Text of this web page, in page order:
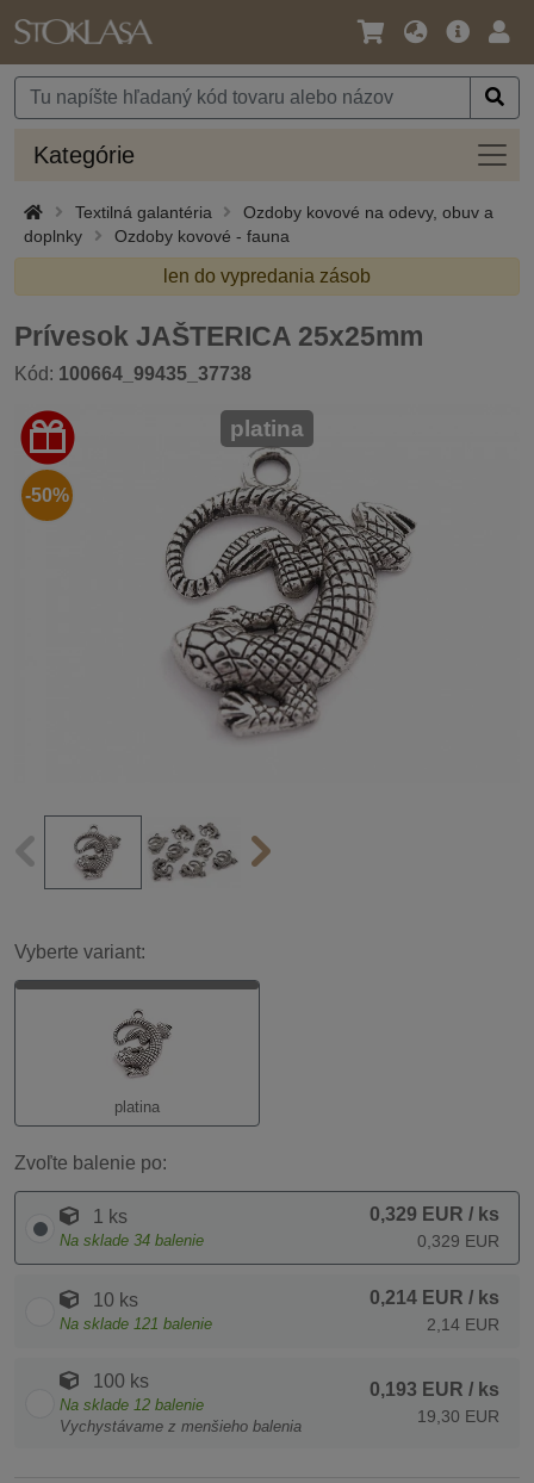
Jazyk
Mena
Hlavná
Kategórie
Textilná galantéria
Ozdoby kovové na odevy, obuv a
doplnky
Ozdoby kovové - fauna
len do vypredania zásob
Prívesok JAŠTERICA 25x25mm
Kód: 100664_99435_37738
-50%
platina
Vyberte variant:
platina
Zvoľte balenie po:
1 ks
Na sklade 34 balenie
0,329 EUR / ks
0,329 EUR
10 ks
Na sklade 121 balenie
0,214 EUR / ks
2,14 EUR
100 ks
Na sklade 12 balenie
Vychystávame z menšieho balenia
0,193 EUR / ks
19,30 EUR